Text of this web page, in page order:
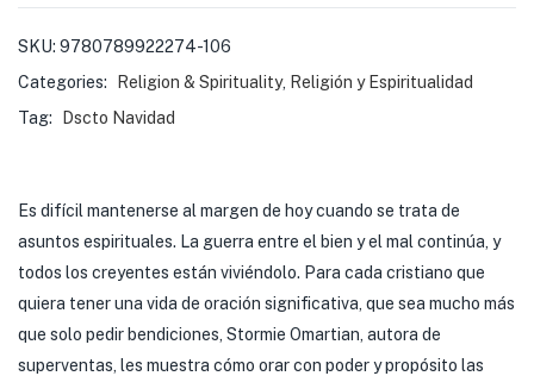
SKU: 9780789922274-106
Categories:
Religion & Spirituality, Religión y Espiritualidad
Tag:
Dscto Navidad
Es difícil mantenerse al margen de hoy cuando se trata de
asuntos espirituales. La guerra entre el bien y el mal continúa, y
todos los creyentes están viviéndolo. Para cada cristiano que
quiera tener una vida de oración significativa, que sea mucho más
que solo pedir bendiciones, Stormie Omartian, autora de
superventas, les muestra cómo orar con poder y propósito las